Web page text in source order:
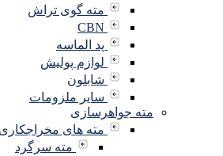
مته گوی تراش
CBN
پد الماسه
لوازم پولیش
شابلون
سایر ملزومات
مته جواهرسازی
مته های مخراجکاری
مته سرگرد